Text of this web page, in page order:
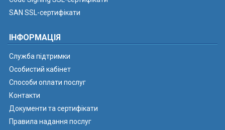
SAN SSL-сертифікати
ІНФОРМАЦІЯ
Служба підтримки
Особистий кабінет
Способи оплати послуг
Контакти
Документи та сертифікати
Правила надання послуг